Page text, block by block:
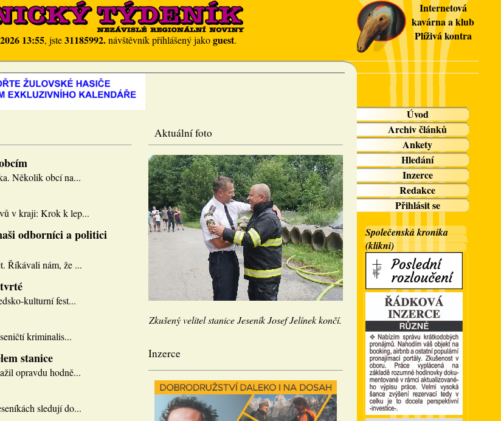
13:55, jste31185992.návštěvník přihlášený jakoguest.
Internetová
kavárna a klub
Plíživá kontra
Několik obcí na...
v kraji: Krok k lep...
odborníci a politici
Říkávali nám, že ...
kulturní fest...
kriminalis...
stanice
opravdu hodně...
sledují do...
Aktuální foto
Zkušený velitel stanice Jeseník Josef Jelínek končí.
Inzerce
Úvod
Archiv článků
Ankety
Hledání
Inzerce
Redakce
Přihlásit se
Společenská kronika
(klikni)